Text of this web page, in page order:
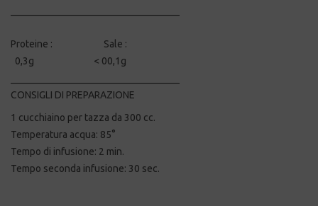
Proteine : Sale :
0,3g < 00,1g
CONSIGLI DI PREPARAZIONE
1 cucchiaino per tazza da 300 cc.
Temperatura acqua: 85°
Tempo di infusione: 2 min.
Tempo seconda infusione: 30 sec.